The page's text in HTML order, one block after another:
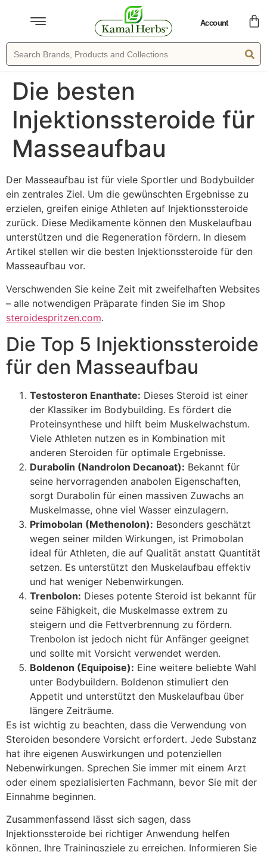
Account
Die besten
Injektionssteroide für
Masseaufbau
Der Masseaufbau ist für viele Sportler und Bodybuilder
ein zentrales Ziel. Um die gewünschten Ergebnisse zu
erzielen, greifen einige Athleten auf Injektionssteroide
zurück. Diese Medikamente können den Muskelaufbau
unterstützen und die Regeneration fördern. In diesem
Artikel stellen wir die besten Injektionssteroide für den
Masseaufbau vor.
Verschwenden Sie keine Zeit mit zweifelhaften Websites
– alle notwendigen Präparate finden Sie im Shop
steroidespritzen.com.
Die Top 5 Injektionssteroide
für den Masseaufbau
Testosteron Enanthate: Dieses Steroid ist einer
der Klassiker im Bodybuilding. Es fördert die
Proteinsynthese und hilft beim Muskelwachstum.
Viele Athleten nutzen es in Kombination mit
anderen Steroiden für optimale Ergebnisse.
Durabolin (Nandrolon Decanoat): Bekannt für
seine hervorragenden anabolen Eigenschaften,
sorgt Durabolin für einen massiven Zuwachs an
Muskelmasse, ohne viel Wasser einzulagern.
Primobolan (Methenolon): Besonders geschätzt
wegen seiner milden Wirkungen, ist Primobolan
ideal für Athleten, die auf Qualität anstatt Quantität
setzen. Es unterstützt den Muskelaufbau effektiv
und hat weniger Nebenwirkungen.
Trenbolon: Dieses potente Steroid ist bekannt für
seine Fähigkeit, die Muskelmasse extrem zu
steigern und die Fettverbrennung zu fördern.
Trenbolon ist jedoch nicht für Anfänger geeignet
und sollte mit Vorsicht verwendet werden.
Boldenon (Equipoise): Eine weitere beliebte Wahl
unter Bodybuildern. Boldenon stimuliert den
Appetit und unterstützt den Muskelaufbau über
längere Zeiträume.
Es ist wichtig zu beachten, dass die Verwendung von
Steroiden besondere Vorsicht erfordert. Jede Substanz
hat ihre eigenen Auswirkungen und potenziellen
Nebenwirkungen. Sprechen Sie immer mit einem Arzt
oder einem spezialisierten Fachmann, bevor Sie mit der
Einnahme beginnen.
Zusammenfassend lässt sich sagen, dass
Injektionssteroide bei richtiger Anwendung helfen
können, Ihre Trainingsziele zu erreichen. Informieren Sie